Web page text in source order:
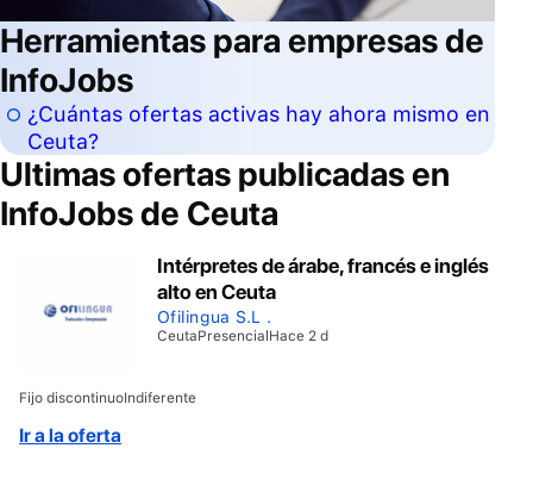
Herramientas para empresas de
InfoJobs
¿Cuántas ofertas activas hay ahora mismo en
Ceuta?
Ultimas ofertas publicadas en
InfoJobs de Ceuta
Intérpretes de árabe, francés e inglés
alto en Ceuta
Ofilingua S.L .
CeutaPresencialHace 2 d
Fijo discontinuoIndiferente
Ir a la oferta